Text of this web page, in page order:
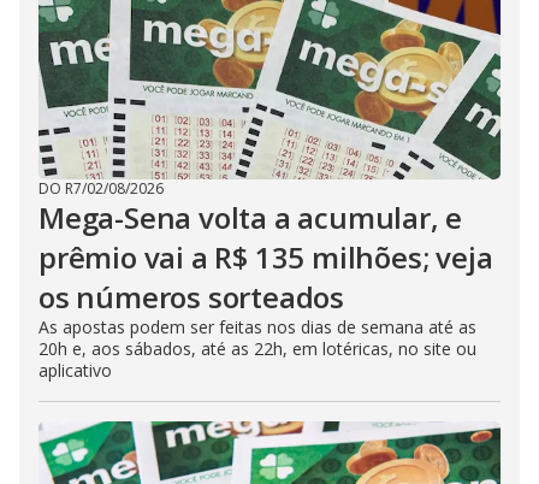
DO R7/02/08/2026
Mega-Sena volta a acumular, e
prêmio vai a R$ 135 milhões; veja
os números sorteados
As apostas podem ser feitas nos dias de semana até as
20h e, aos sábados, até as 22h, em lotéricas, no site ou
aplicativo